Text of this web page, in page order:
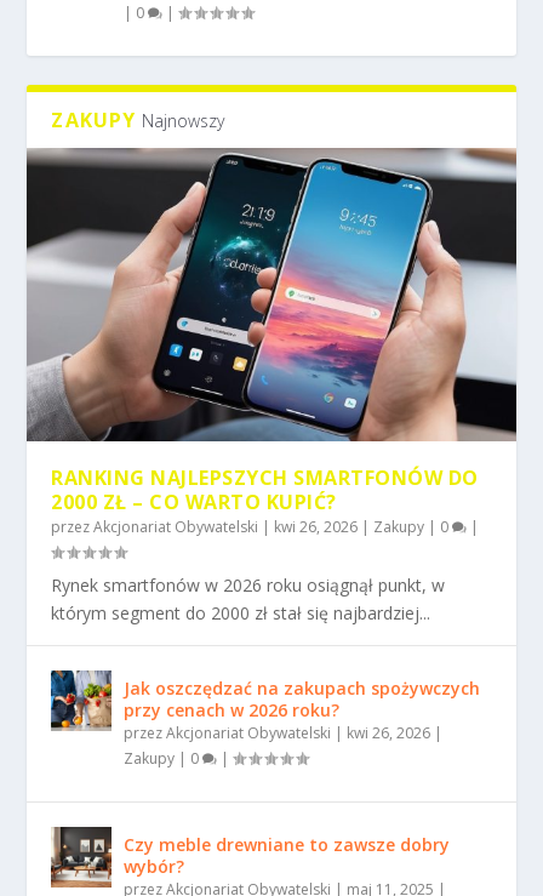
| 0 |
ZAKUPY Najnowszy
RANKING NAJLEPSZYCH SMARTFONÓW DO
2000 ZŁ – CO WARTO KUPIĆ?
przezAkcjonariat Obywatelski | kwi 26, 2026 | Zakupy | 0 |
Rynek smartfonów w 2026 roku osiągnął punkt, w
którym segment do 2000 zł stał się najbardziej...
Jak oszczędzać na zakupach spożywczych
przy cenach w 2026 roku?
przezAkcjonariat Obywatelski | kwi 26, 2026 |
Zakupy | 0 |
Czy meble drewniane to zawsze dobry
wybór?
przezAkcjonariat Obywatelski | maj 11, 2025 |